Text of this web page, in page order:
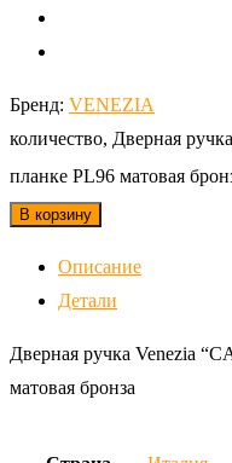
Бренд: VENEZIA
количество, Дверная
планке PL96 матовая
В корзину
Описание
Детали
Дверная ручка Venezia
матовая бронза